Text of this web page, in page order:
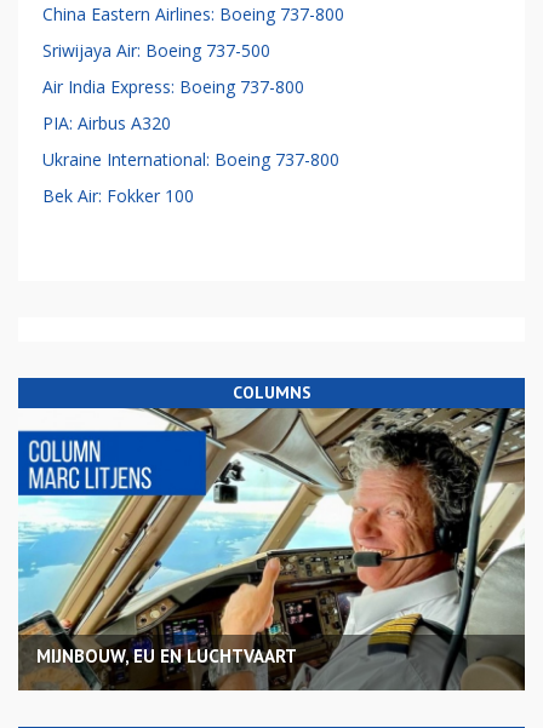
China Eastern Airlines: Boeing 737-800
Sriwijaya Air: Boeing 737-500
Air India Express: Boeing 737-800
PIA: Airbus A320
Ukraine International: Boeing 737-800
Bek Air: Fokker 100
COLUMNS
MIJNBOUW, EU EN LUCHTVAART